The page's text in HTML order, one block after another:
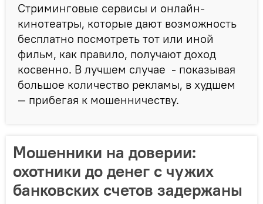
Стриминговые сервисы и онлайн-
кинотеатры, которые дают возможность
бесплатно посмотреть тот или иной
фильм, как правило, получают доход
косвенно. В лучшем случае - показывая
большое количество рекламы, в худшем
— прибегая к мошенничеству.
Мошенники на доверии:
охотники до денег с чужих
банковских счетов задержаны